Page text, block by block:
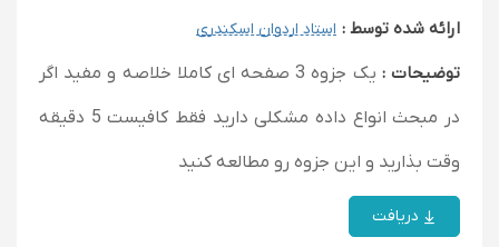
ارائه شده توسط : استاد اردوان اسکندری
توضیحات :
یک جزوه 3 صفحه ای کاملا خلاصه و مفید اگر
در مبحث انواع داده مشکلی دارید فقط کافیست 5 دقیقه
وقت بذارید و این جزوه رو مطالعه کنید
دریافت